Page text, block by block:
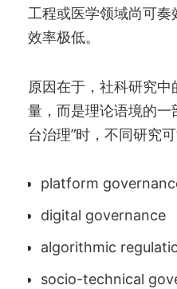
工程或医学领域尚可
效率极低。
原因在于，社科研究中
量，而是理论语境的一
台治理”时，不同研究
platform
digital governance
algorithmic
socio-technical